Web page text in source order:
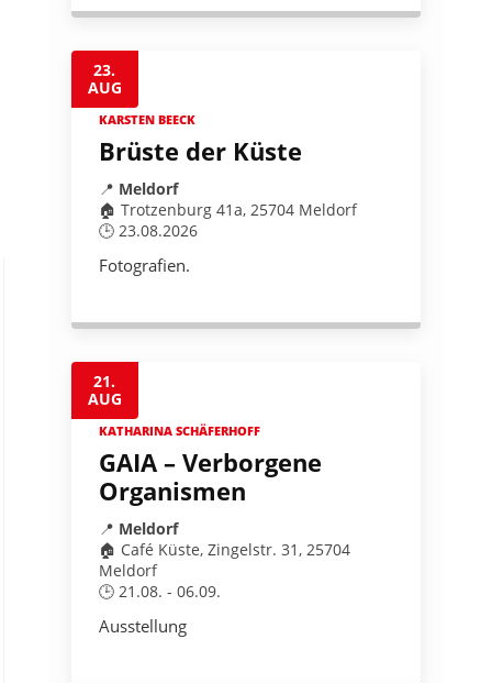
23.
AUG
KARSTEN BEECK
Brüste der Küste
📍 Meldorf
🏠 Trotzenburg 41a, 25704 Meldorf
🕒 23.08.2026
Fotografien.
21.
AUG
KATHARINA SCHÄFERHOFF
GAIA – Verborgene
Organismen
📍 Meldorf
🏠 Café Küste, Zingelstr. 31, 25704
Meldorf
🕒 21.08. - 06.09.
Ausstellung